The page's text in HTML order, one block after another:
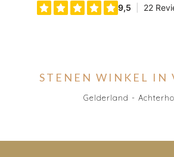
STENEN WINKEL IN
Gelderland -